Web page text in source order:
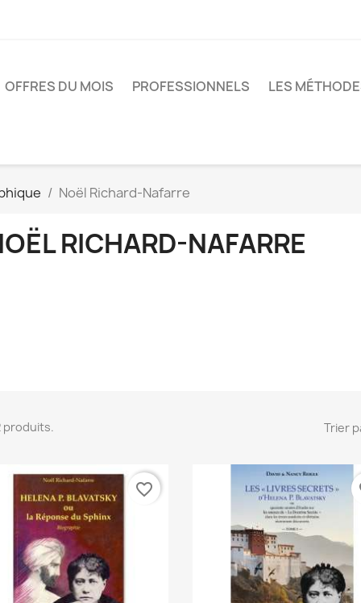
OFFRES DU MOIS PROFESSIONNELS LES
Noël Richard-Nafarre
RICHARD-NAFARRE
produits. Trier
favorite_border